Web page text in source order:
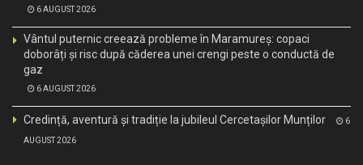
6 AUGUST 2026
Vântul puternic creează probleme în Maramureș: copaci
doborâți și risc după căderea unei crengi peste o conductă de
gaz
6 AUGUST 2026
Credință, aventură și tradiție la jubileul Cercetașilor Munților 6
AUGUST 2026